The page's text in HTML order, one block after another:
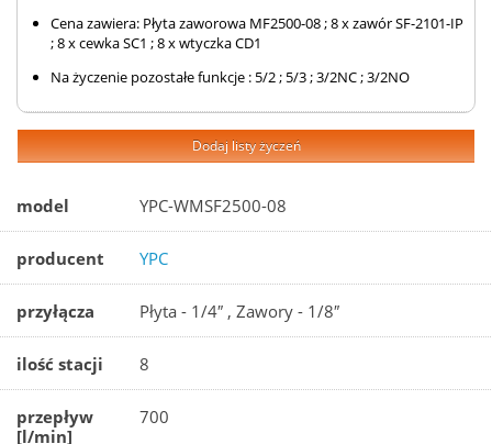
Cena zawiera: Płyta zaworowa MF2500-08 ; 8 x zawór SF-2101-IP
; 8 x cewka SC1 ; 8 x wtyczka CD1
Na życzenie pozostałe funkcje : 5/2 ; 5/3 ; 3/2NC ; 3/2NO
Dodaj listy życzeń
model YPC-WMSF2500-08
producent YPC
przyłącza Płyta - 1/4″ , Zawory - 1/8″
ilość stacji 8
przepływ
[l/min]
700